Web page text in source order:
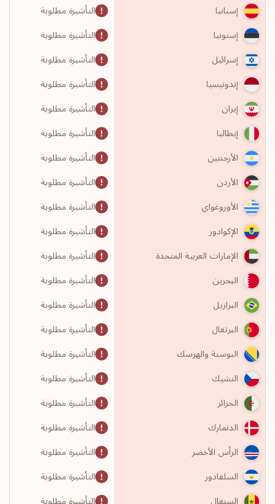
إسبانيا
التأشيرة مطلوبة
إستونيا
التأشيرة مطلوبة
إسرائيل
التأشيرة مطلوبة
إندونيسيا
التأشيرة مطلوبة
إيران
التأشيرة مطلوبة
إيطاليا
التأشيرة مطلوبة
الأرجنتين
التأشيرة مطلوبة
الأردن
التأشيرة مطلوبة
الأوروغواي
التأشيرة مطلوبة
الإكوادور
التأشيرة مطلوبة
الإمارات العربية المتحدة
التأشيرة مطلوبة
البحرين
التأشيرة مطلوبة
البرازيل
التأشيرة مطلوبة
البرتغال
التأشيرة مطلوبة
البوسنة والهرسك
التأشيرة مطلوبة
التشيك
التأشيرة مطلوبة
الجزائر
التأشيرة مطلوبة
الدنمارك
التأشيرة مطلوبة
الرأس الأخضر
التأشيرة مطلوبة
السلفادور
التأشيرة مطلوبة